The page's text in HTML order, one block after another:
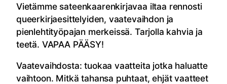
Vietämme sateenkaarenkirjavaa iltaa rennosti
queerkirjaesittelyiden, vaatevaihdon ja
pienlehtityöpajan merkeissä. Tarjolla kahvia ja
teetä. VAPAA PÄÄSY!
Vaatevaihdosta: tuokaa vaatteita jotka haluatte
vaihtoon. Mitkä tahansa puhtaat, ehjät vaatteet